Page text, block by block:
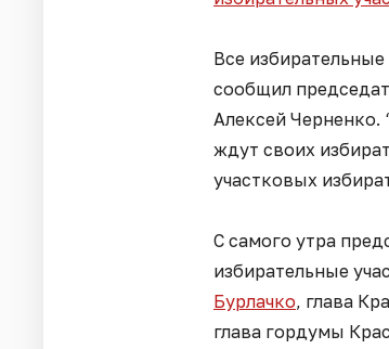
Все
сообщил
Алексей
ждут своих
участковых
С самого утра
избирательные
Бурлачко, глава
глава гордумы